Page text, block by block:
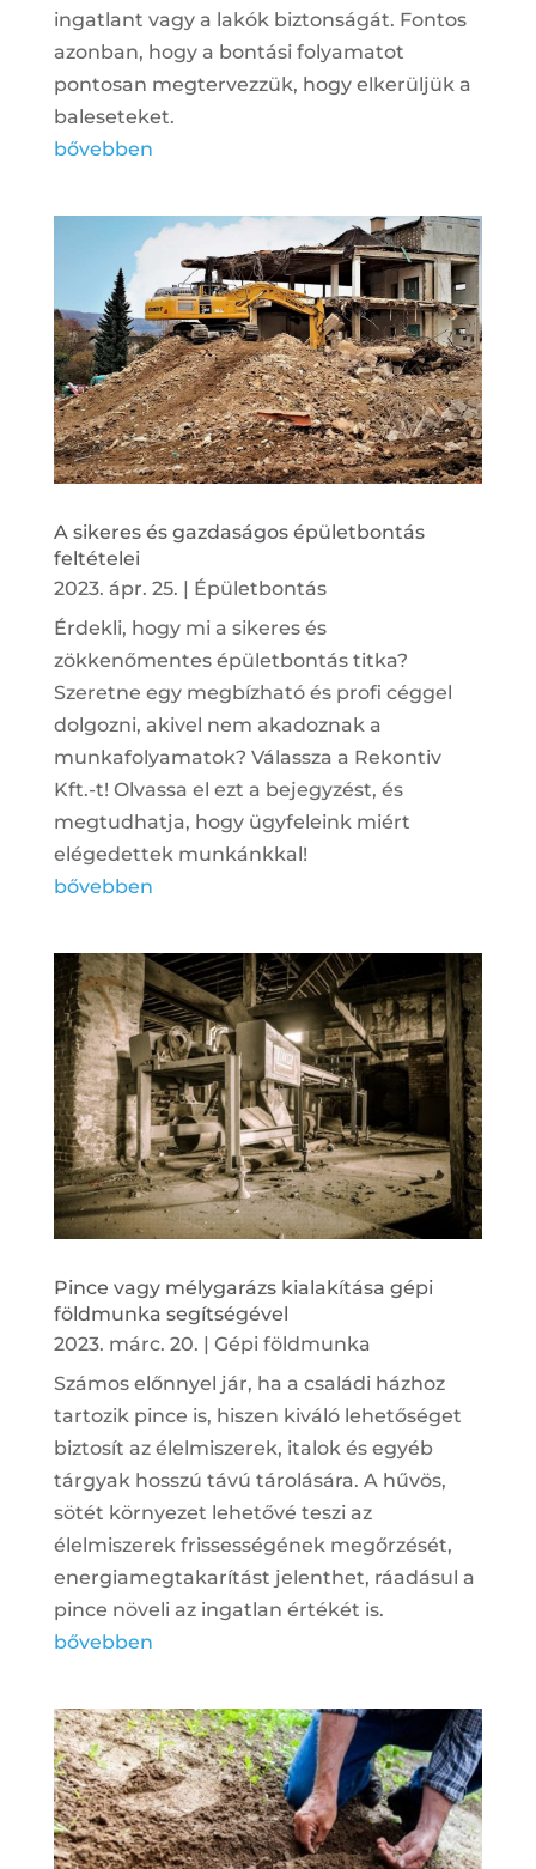
ingatlant vagy a lakók biztonságát. Fontos
azonban, hogy a bontási folyamatot
pontosan megtervezzük, hogy elkerüljük a
baleseteket.
bővebben
A sikeres és gazdaságos épületbontás
feltételei
2023. ápr. 25. | Épületbontás
Érdekli, hogy mi a sikeres és
zökkenőmentes épületbontás titka?
Szeretne egy megbízható és profi céggel
dolgozni, akivel nem akadoznak a
munkafolyamatok? Válassza a Rekontiv
Kft.-t! Olvassa el ezt a bejegyzést, és
megtudhatja, hogy ügyfeleink miért
elégedettek munkánkkal!
bővebben
Pince vagy mélygarázs kialakítása gépi
földmunka segítségével
2023. márc. 20. | Gépi földmunka
Számos előnnyel jár, ha a családi házhoz
tartozik pince is, hiszen kiváló lehetőséget
biztosít az élelmiszerek, italok és egyéb
tárgyak hosszú távú tárolására. A hűvös,
sötét környezet lehetővé teszi az
élelmiszerek frissességének megőrzését,
energiamegtakarítást jelenthet, ráadásul a
pince növeli az ingatlan értékét is.
bővebben